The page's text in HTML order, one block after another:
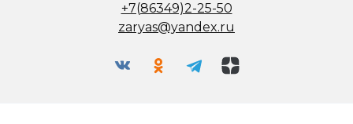
+7(86349)2-25-50
zaryas@yandex.ru